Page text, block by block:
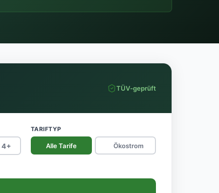
TÜV-geprüft
4+
TARIFTYP
Alle Tarife Ökostrom